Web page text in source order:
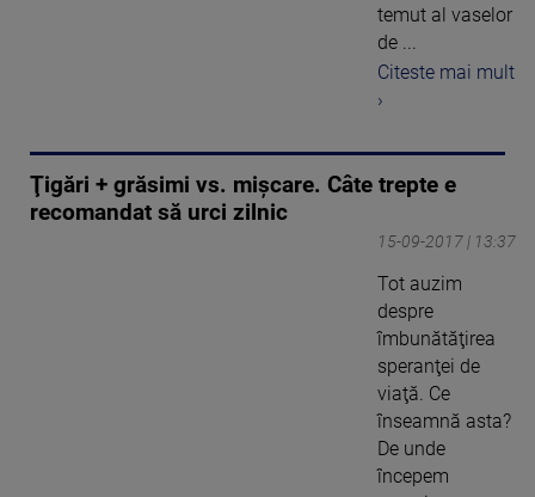
temut al vaselor
de ...
Citeste mai mult
›
Ţigări + grăsimi vs. mişcare. Câte trepte e
recomandat să urci zilnic
15-09-2017 | 13:37
Tot auzim
despre
îmbunătăţirea
speranţei de
viaţă. Ce
înseamnă asta?
De unde
începem